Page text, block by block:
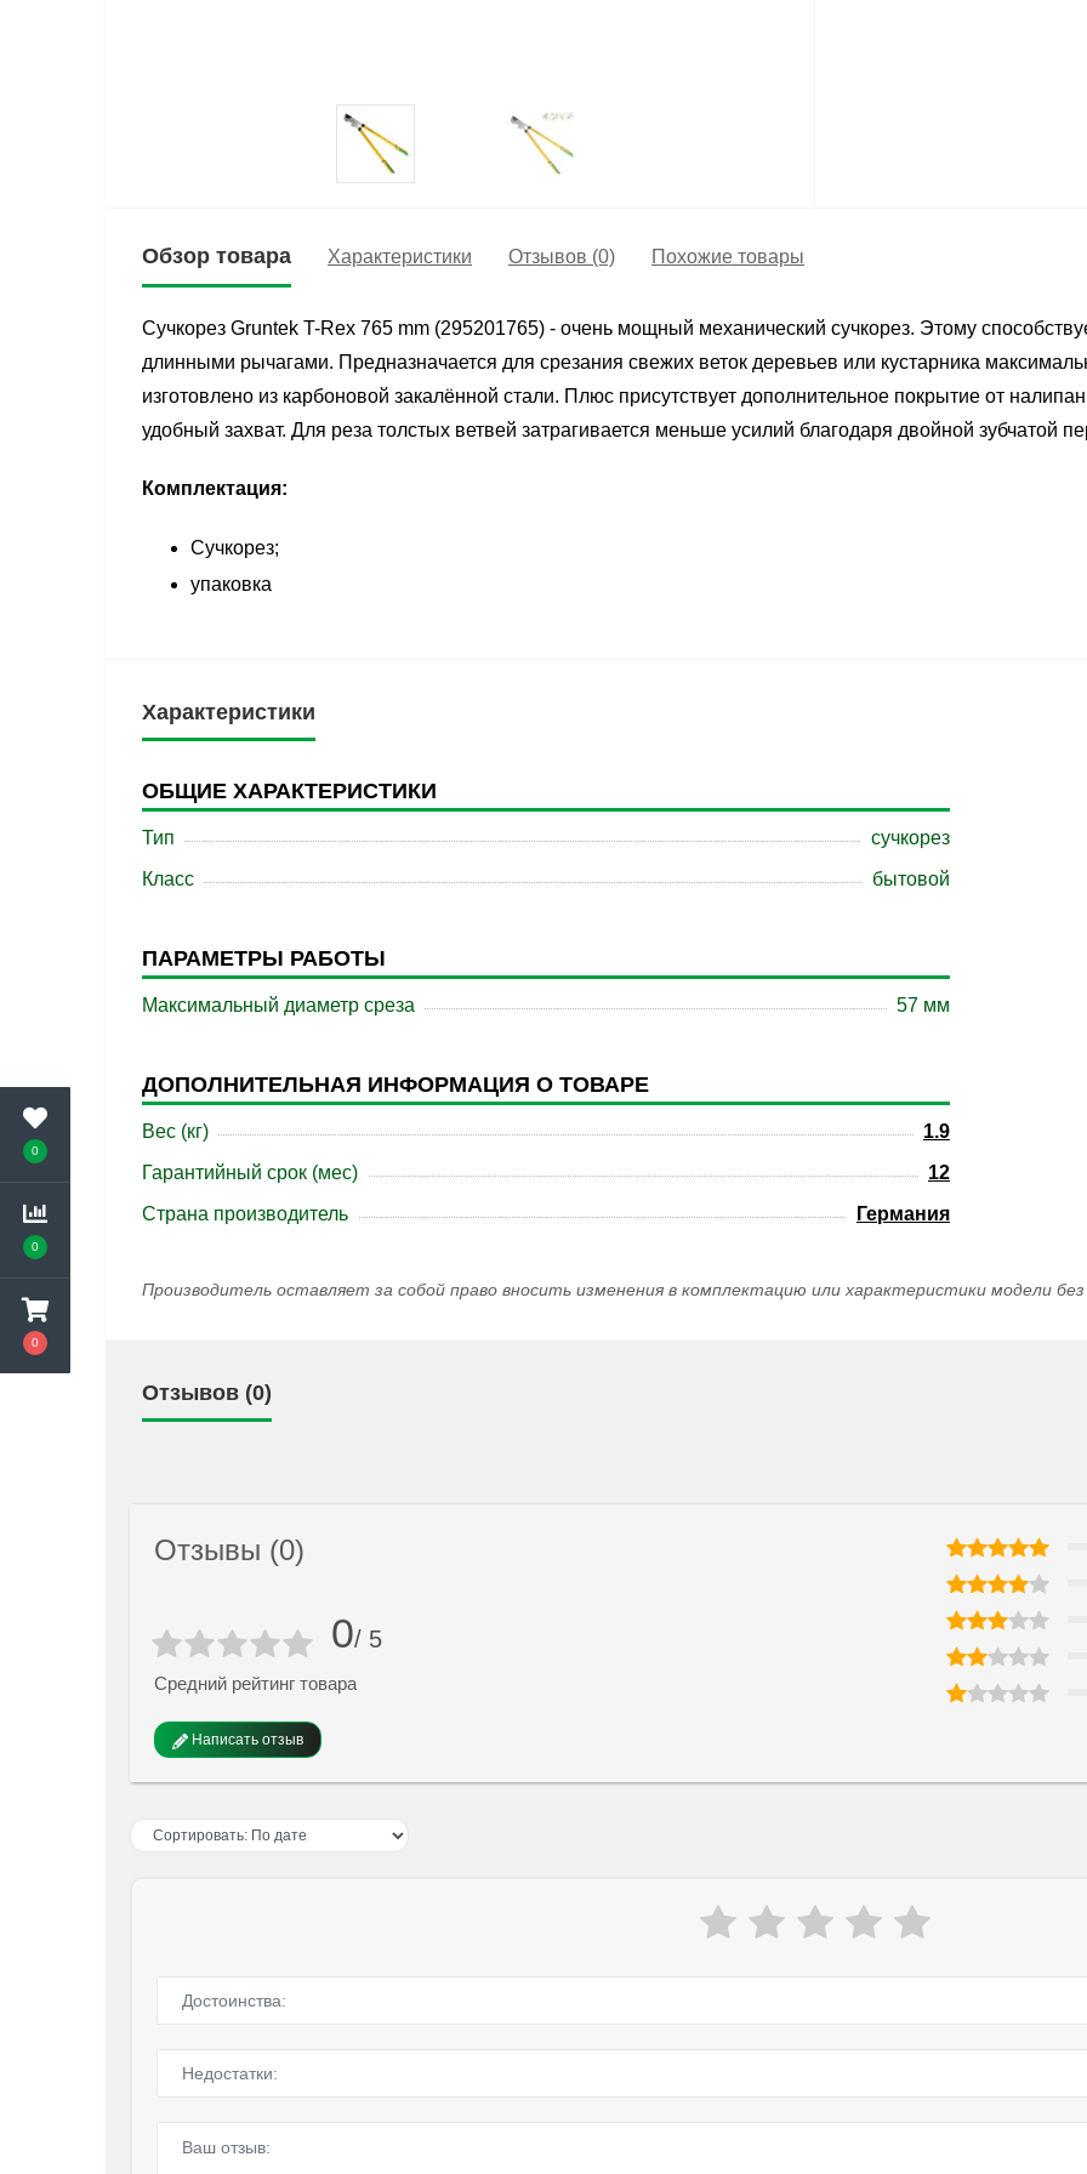
0
0
0
Обзор товара Характеристики Отзывов (0) Похожие товары
Сучкорез Gruntek T-Rex 765 mm (295201765) - очень мощный механический сучкорез. Этому
длинными рычагами. Предназначается для срезания свежих веток деревьев или кустарника
изготовлено из карбоновой закалённой стали. Плюс присутствует дополнительное покрытие от
удобный захват. Для реза толстых ветвей затрагивается меньше усилий благодаря двойной зубчатой
Комплектация:
Сучкорез;
упаковка
Характеристики
ОБЩИЕ ХАРАКТЕРИСТИКИ
Тип
сучкорез
Класс
бытовой
ПАРАМЕТРЫ РАБОТЫ
Максимальный диаметр среза 57 мм
ДОПОЛНИТЕЛЬНАЯ ИНФОРМАЦИЯ О ТОВАРЕ
Вес (кг)
1.9
Гарантийный срок (мес)
12
Страна производитель
Германия
Производитель оставляет за собой право вносить изменения в комплектацию или характеристики модели без
Отзывов (0)
Отзывы (0)
0/ 5
Средний рейтинг товара
Написать отзыв